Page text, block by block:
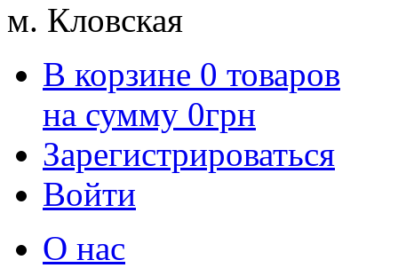
м. Кловская
В корзине 0 товаров
на сумму 0грн
Зарегистрироваться
Войти
О нас